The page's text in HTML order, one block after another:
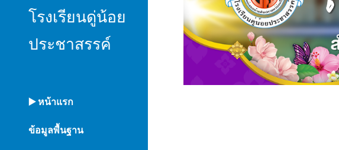
โรงเรียนดู่น้อย
ประชาสรรค์
▶️ หน้าแรก
ข้อมูลพื้นฐาน